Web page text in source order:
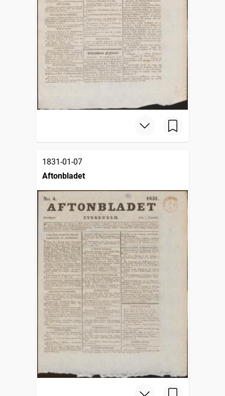
1831-01-07
Aftonbladet